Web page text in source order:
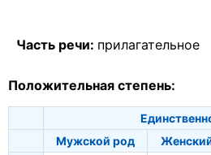
Часть речи: прилагательное
Положительная степень:
Мужской род